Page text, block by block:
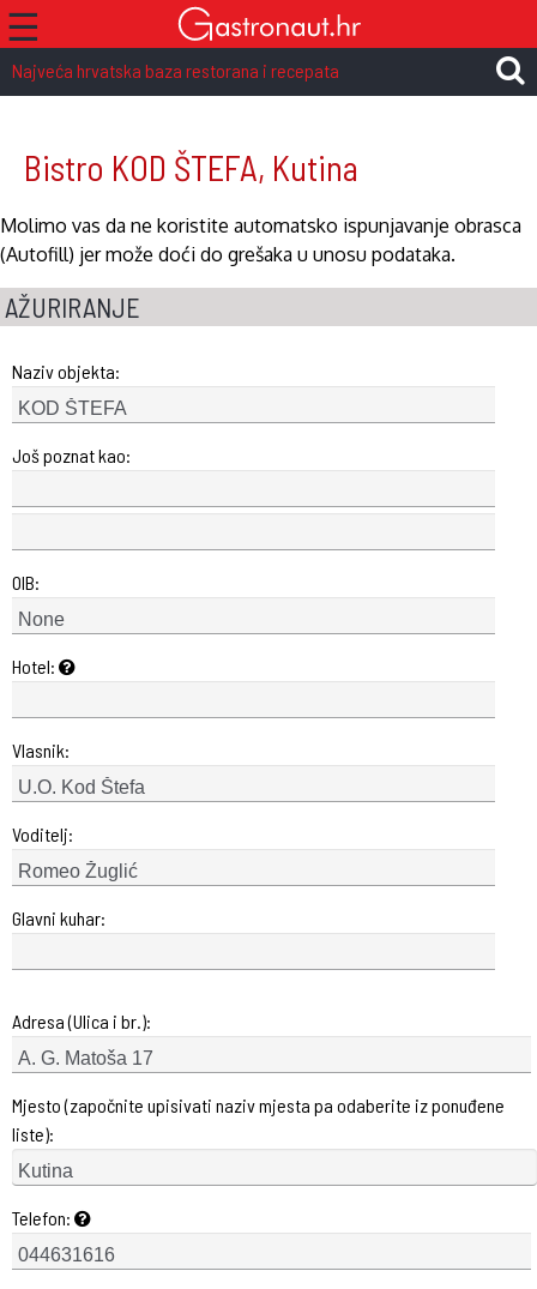
☰
Najveća hrvatska baza restorana i recepata
Bistro KOD ŠTEFA, Kutina
Molimo vas da ne koristite automatsko ispunjavanje obrasca
(Autofill) jer može doći do grešaka u unosu podataka.
AŽURIRANJE
Naziv objekta:
Još poznat kao:
OIB:
Hotel:
Vlasnik:
Voditelj:
Glavni kuhar:
Adresa (Ulica i br.):
Mjesto (započnite upisivati naziv mjesta pa odaberite iz ponuđene
liste):
Telefon: